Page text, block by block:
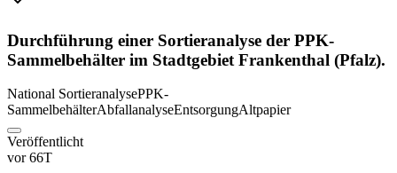
Durchführung einer Sortieranalyse der PPK-
Sammelbehälter im Stadtgebiet Frankenthal (Pfalz).
National SortieranalysePPK-
SammelbehälterAbfallanalyseEntsorgungAltpapier
Veröffentlicht
vor 66T